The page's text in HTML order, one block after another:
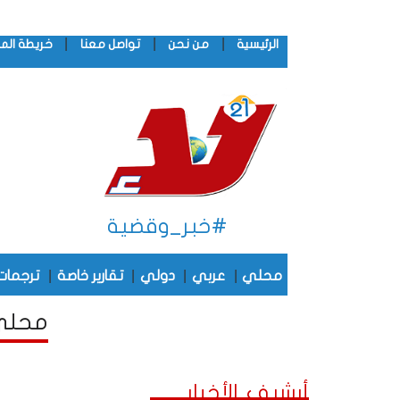
الرئيسية من نحن تواصل معنا خريطة
#خبر_وقضية
محلي عربي دولي تقارير خاصة
محلي
أرشيف الأخبار